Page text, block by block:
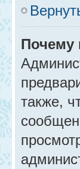
Почему
также,